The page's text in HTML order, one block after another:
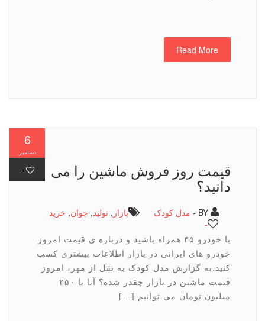
Read More
قیمت روز فروش ماشین را می
دانید؟
مدل کودک بازار ,تولید,جوان,خرید
با خودرو ۴۵ همراه باشید و درباره ی قیمت امروز
خودرو های ایرانی در بازار اطلاعات بیشتری کسب
کنید.به گزارش مدل کودک به نقل از مهر، امروز
قیمت ماشین در بازار چقدر شده؟ آیا با ۲۵۰
میلیون تومان می توانیم […]